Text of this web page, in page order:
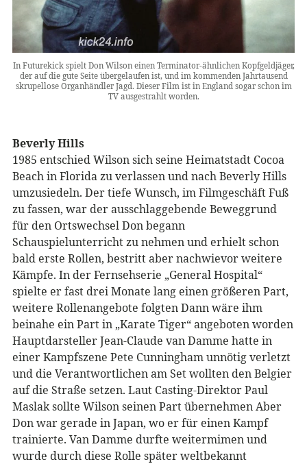
In Futurekick spielt Don Wilson einen Terminator-ähnlichen Kopfgeldjäger,
der auf die gute Seite übergelaufen ist, und im kommenden Jahrtausend
skrupellose Organhändler Jagd. Dieser Film ist in England sogar schon im
TV ausgestrahlt worden.
Beverly Hills
1985 entschied Wilson sich seine Heimatstadt Cocoa
Beach in Florida zu verlassen und nach Beverly Hills
umzusiedeln. Der tiefe Wunsch, im Filmgeschäft Fuß
zu fassen, war der ausschlaggebende Beweggrund
für den Ortswechsel Don begann
Schauspielunterricht zu nehmen und erhielt schon
bald erste Rollen, bestritt aber nachwievor weitere
Kämpfe. In der Fernsehserie „General Hospital“
spielte er fast drei Monate lang einen größeren Part,
weitere Rollenangebote folgten Dann wäre ihm
beinahe ein Part in „Karate Tiger“ angeboten worden
Hauptdarsteller Jean-Claude van Damme hatte in
einer Kampfszene Pete Cunningham unnötig verletzt
und die Verantwortlichen am Set wollten den Belgier
auf die Straße setzen. Laut Casting-Direktor Paul
Maslak sollte Wilson seinen Part übernehmen Aber
Don war gerade in Japan, wo er für einen Kampf
trainierte. Van Damme durfte weitermimen und
wurde durch diese Rolle später weltbekannt